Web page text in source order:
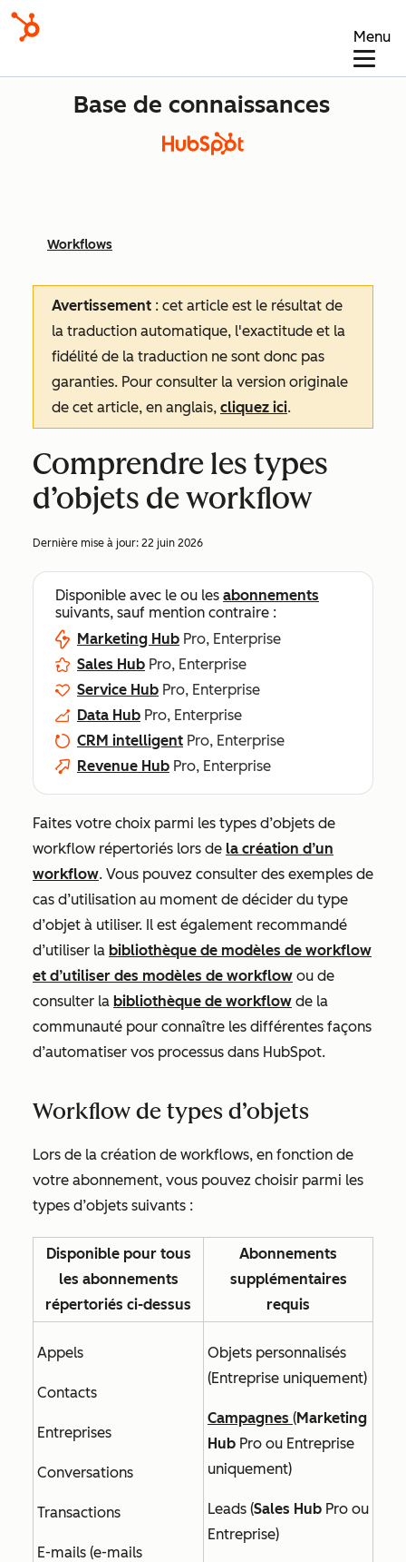
Menu
Base de connaissances
Workflows
Avertissement : cet article est le résultat de
la traduction automatique, l'exactitude et la
fidélité de la traduction ne sont donc pas
garanties. Pour consulter la version originale
de cet article, en anglais, cliquez ici.
Comprendre les types
d’objets de workflow
Dernière mise à jour: 22 juin 2026
Disponible avec le ou les abonnements
suivants, sauf mention contraire :
Marketing Hub Pro, Enterprise
Sales Hub Pro, Enterprise
Service Hub Pro, Enterprise
Data Hub Pro, Enterprise
CRM intelligent Pro, Enterprise
Revenue Hub Pro, Enterprise
Faites votre choix parmi les types d’objets de
workflow répertoriés lors de la création d’un
workflow. Vous pouvez consulter des exemples de
cas d’utilisation au moment de décider du type
d’objet à utiliser. Il est également recommandé
d’utiliser la bibliothèque de modèles de workflow
et d’utiliser des modèles de workflow ou de
consulter la bibliothèque de workflow de la
communauté pour connaître les différentes façons
d’automatiser vos processus dans HubSpot.
Workflow de types d’objets
Lors de la création de workflows, en fonction de
votre abonnement, vous pouvez choisir parmi les
types d’objets suivants :
Disponible pour tous
les abonnements
répertoriés ci-dessus
Abonnements
supplémentaires
requis
Appels
Contacts
Entreprises
Conversations
Transactions
E-mails (e-mails
Objets personnalisés
(Entreprise uniquement)
Campagnes (Marketing
Hub Pro ou Entreprise
uniquement)
Leads (Sales Hub Pro ou
Entreprise)